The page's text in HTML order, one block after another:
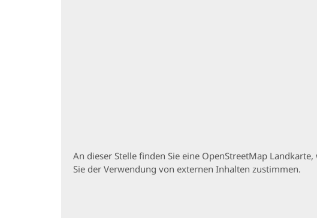
An dieser Stelle finden Sie eine OpenStreetMap
Sie der Verwendung von externen Inhalten zustimmen.